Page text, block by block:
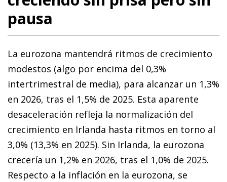
pausa
La eurozona mantendrá ritmos de crecimiento
modestos (algo por encima del 0,3%
intertrimestral de media), para alcanzar un 1,3%
en 2026, tras el 1,5% de 2025. Esta aparente
desaceleración refleja la normalización del
crecimiento en Irlanda hasta ritmos en torno al
3,0% (13,3% en 2025). Sin Irlanda, la eurozona
crecería un 1,2% en 2026, tras el 1,0% de 2025.
Respecto a la inflación en la eurozona, se